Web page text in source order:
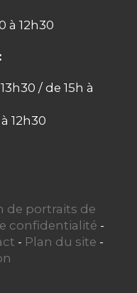
à 12h30
/ de 15h à
12h30
de portraits de
confidentialité -
- Plan du site -